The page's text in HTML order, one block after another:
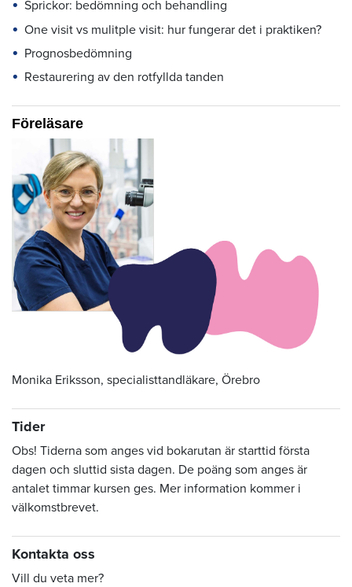
Sprickor: bedömning och behandling
One visit vs mulitple visit: hur fungerar det i praktiken?
Prognosbedömning
Restaurering av den rotfyllda tanden
Föreläsare
Monika Eriksson, specialisttandläkare, Örebro
Tider
Obs! Tiderna som anges vid bokarutan är starttid första
dagen och sluttid sista dagen. De poäng som anges är
antalet timmar kursen ges. Mer information kommer i
välkomstbrevet.
Kontakta oss
Vill du veta mer?